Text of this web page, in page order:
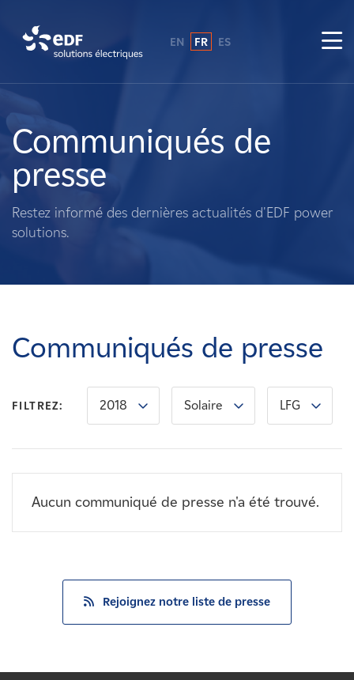
A propos de nous
Ce que nous faisons
Propriétaires fonciers
Carrières
Nouvelles
Affiliés
EN FR ES
Communiqués de
presse
Restez informé des dernières actualités d'EDF power
solutions.
Communiqués de presse
FILTREZ: 2018 Solaire LFG
Aucun communiqué de presse n'a été trouvé.
Rejoignez notre liste de presse